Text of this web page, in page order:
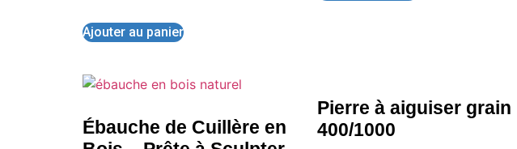
Ajouter au panier
Ébauche de Cuillère en
Pierre à aiguiser grain
400/1000